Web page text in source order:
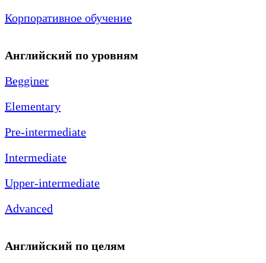
Корпоративное обучение
Английский по уровням
Begginer
Elementary
Pre-intermediate
Intermediate
Upper-intermediate
Advanced
Английский по целям